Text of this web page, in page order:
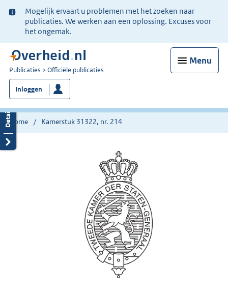
Ter
informatie:
Mogelijk ervaart u problemen met het zoeken naar
publicaties. We werken aan een oplossing. Excuses voor
het ongemak.
Menu
U
bent
nu
hier:
Publicaties Officiële publicaties
Inloggen
Home Kamerstuk 31322, nr. 214